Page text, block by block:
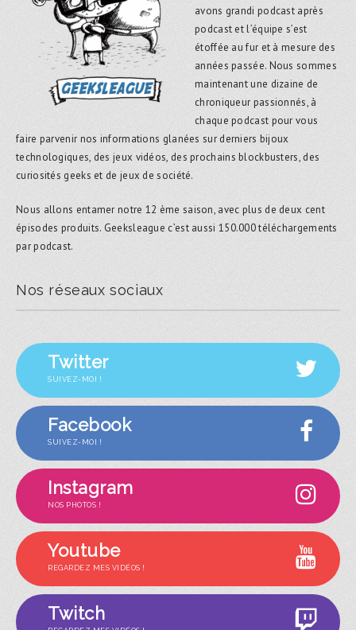
avons grandi podcast après
podcast et l’équipe s’est
étoffée au fur et à mesure des
années passée. Nous sommes
maintenant une dizaine de
chroniqueur passionnés, à
chaque podcast pour vous
faire parvenir nos informations glanées sur derniers bijoux
technologiques, des jeux vidéos, des prochains blockbusters, des
curiosités geeks et de jeux de société.
Nous allons entamer notre 12 ème saison, avec plus de deux cent
épisodes produits. Geeksleague c’est aussi 150.000 téléchargements
par podcast.
Nos réseaux sociaux
Twitter
SUIVEZ-MOI !
Facebook
SUIVEZ-MOI !
Instagram
NOS PHOTOS !
Youtube
REGARDEZ MES VIDÉOS !
Twitch